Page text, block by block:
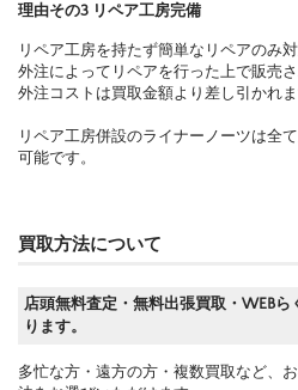
理由その3 リペア工房完備
リペア工房を持たず簡単なリペアのみ
外注によってリペアを行った上で販売さ
外注コストは買取金額より差し引かれま
リペア工房併設のライナーノーツは全
可能です。
買取方法について
店頭無料査定・無料出張買取・WEB
ります。
多忙な方・遠方の方・複数買取など、